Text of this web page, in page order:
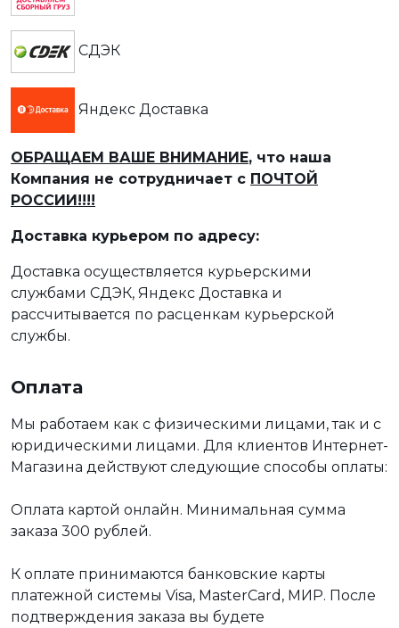
СДЭК
Яндекс Доставка
ОБРАЩАЕМ ВАШЕ ВНИМАНИЕ, что наша
Компания не сотрудничает с ПОЧТОЙ
РОССИИ!!!!
Доставка курьером по адресу:
Доставка осуществляется курьерскими
службами СДЭК, Яндекс Доставка и
рассчитывается по расценкам курьерской
службы.
Оплата
Мы работаем как с физическими лицами, так и с
юридическими лицами. Для клиентов Интернет-
Магазина действуют следующие способы оплаты:
Оплата картой онлайн. Минимальная сумма
заказа 300 рублей.
К оплате принимаются банковские карты
платежной системы Visa, MasterCard, МИР. После
подтверждения заказа вы будете